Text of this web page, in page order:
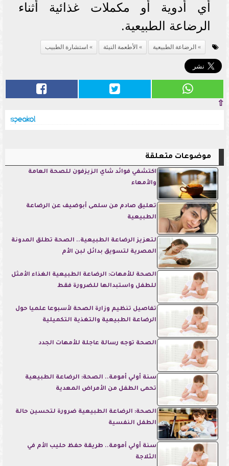
أي أدوية أو مكملات غذائية أثناء
الرضاعة الطبيعية.
الرضاعة الطبيعية الأطعمة النيئة استشارة الطبيب
⇧
موضوعات متعلقة
اكتشفي فوائد شاي الزيزفون للصحة العامة
والأمعاء
تعليق صادم من سلمى أبوضيف عن الرضاعة
الطبيعية
لتعزيز الرضاعة الطبيعية.. الصحة تطلق المدونة
المصرية لتسويق بدائل لبن الأم
الصحة للأمهات: الرضاعة الطبيعية الغذاء الأمثل
للطفل واستبدالها للضرورة فقط
تفاصيل تنظيم وزارة الصحة لأسبوعا علميا حول
الرضاعة الطبيعية والتغذية التكميلية
الصحة توجه رسالة عاجلة للأمهات الجدد
سنة أولي أمومة.. الصحة: الرضاعة الطبيعية
تحمى الطفل من الأمراض المعدية
الصحة: الرضاعة الطبيعية ضرورة لتحسين حالة
الطفل النفسية
سنة أولي أمومة.. طريقة حفظ حليب الأم في
الثلاجة